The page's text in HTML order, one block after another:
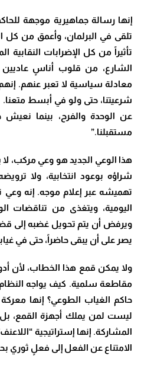
إنها رسالة جماهيرية موجهة
تلقى في البرلمان، وأعمق من كل
تأثيراً من كل الإضرابات
الشارع، من قلوب أناسٍ
معادلة سياسية لا تعبر عنهم.
شرعيتنا، حتى ولو في أبسط
عن الوحدة والفرح، بينما
مستقبلنا.”
هذا الوعي الجديد هو وعي مركب،
شراؤه بوعود انتخابية، ولا
تهميشه عبر إعلام موجه. إنه
اليومية، ويتغذى من تناقضات
ويرفض أن يتم تحويل غضبه إلى
يصر على أن يبقى حاضراً، حتى في
ولا يمكن قمع هذا الخطاب، لأن
مقاطعة سلمية. كيف يواجه
حاكم الغياب الطوعي؟ إنها
ليست لمن يملك أجهزة القمع،
المشاركة. إنها إستراتيجية
الامتناع عن الفعل إلى فعلٍ ثوري